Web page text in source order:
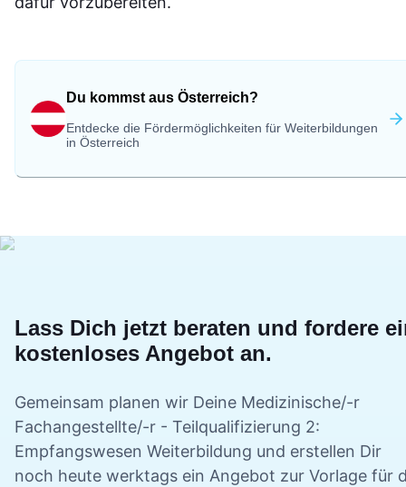
Du kommst aus Österreich?
Entdecke die Fördermöglichkeiten für Weiterbildungen
in Österreich
Lass Dich jetzt beraten und fordere
kostenloses Angebot an.
Gemeinsam planen wir Deine Medizinische/-r
Fachangestellte/-r - Teilqualifizierung 2:
Empfangswesen Weiterbildung und erstellen Dir
noch heute werktags ein Angebot zur Vorlage für